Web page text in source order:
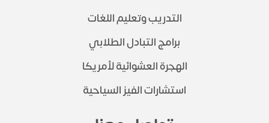
التدريب وتعليم اللغات
برامج التبادل الطلابي
الهجرة العشوائية لأمريكا
استشارات الفيز السياحية